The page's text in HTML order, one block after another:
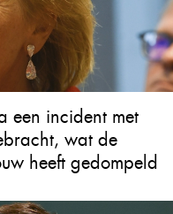
een incident met
wat de
heeft gedompeld